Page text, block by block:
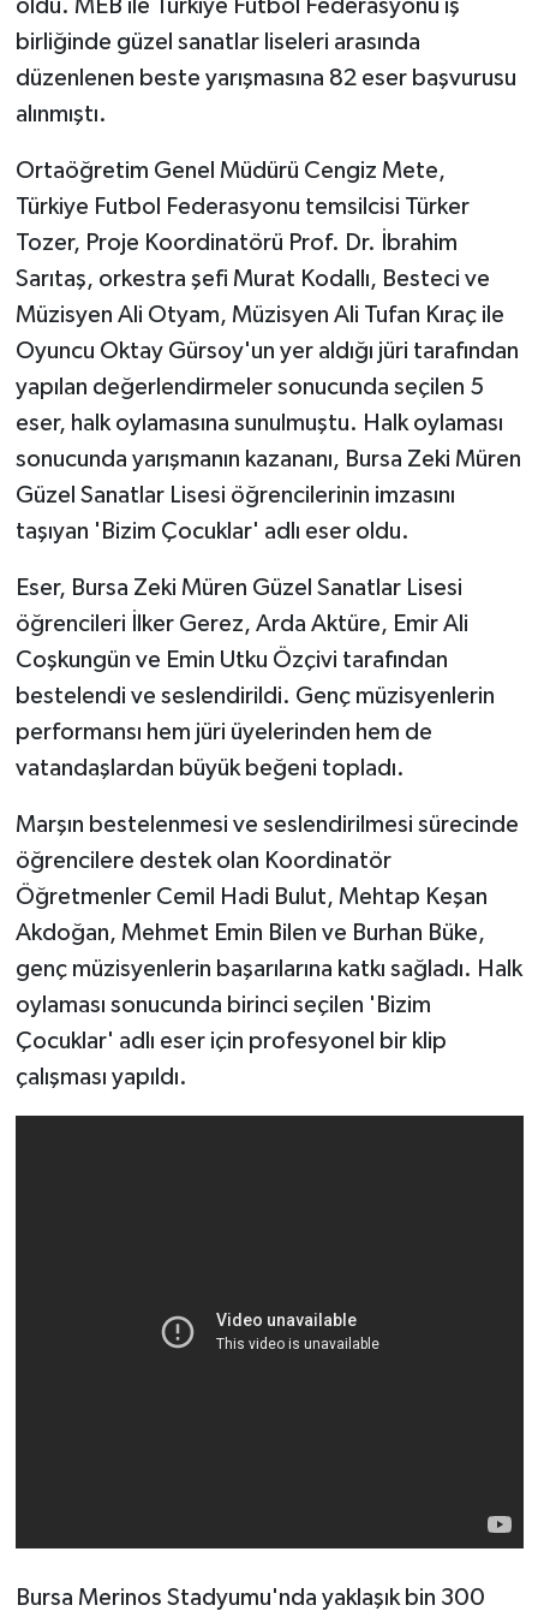
oldu. MEB ile Türkiye Futbol Federasyonu iş
birliğinde güzel sanatlar liseleri arasında
düzenlenen beste yarışmasına 82 eser başvurusu
alınmıştı.
Ortaöğretim Genel Müdürü Cengiz Mete,
Türkiye Futbol Federasyonu temsilcisi Türker
Tozer, Proje Koordinatörü Prof. Dr. İbrahim
Sarıtaş, orkestra şefi Murat Kodallı, Besteci ve
Müzisyen Ali Otyam, Müzisyen Ali Tufan Kıraç ile
Oyuncu Oktay Gürsoy'un yer aldığı jüri tarafından
yapılan değerlendirmeler sonucunda seçilen 5
eser, halk oylamasına sunulmuştu. Halk oylaması
sonucunda yarışmanın kazananı, Bursa Zeki Müren
Güzel Sanatlar Lisesi öğrencilerinin imzasını
taşıyan 'Bizim Çocuklar' adlı eser oldu.
Eser, Bursa Zeki Müren Güzel Sanatlar Lisesi
öğrencileri İlker Gerez, Arda Aktüre, Emir Ali
Coşkungün ve Emin Utku Özçivi tarafından
bestelendi ve seslendirildi. Genç müzisyenlerin
performansı hem jüri üyelerinden hem de
vatandaşlardan büyük beğeni topladı.
Marşın bestelenmesi ve seslendirilmesi sürecinde
öğrencilere destek olan Koordinatör
Öğretmenler Cemil Hadi Bulut, Mehtap Keşan
Akdoğan, Mehmet Emin Bilen ve Burhan Büke,
genç müzisyenlerin başarılarına katkı sağladı. Halk
oylaması sonucunda birinci seçilen 'Bizim
Çocuklar' adlı eser için profesyonel bir klip
çalışması yapıldı.
Bursa Merinos Stadyumu'nda yaklaşık bin 300